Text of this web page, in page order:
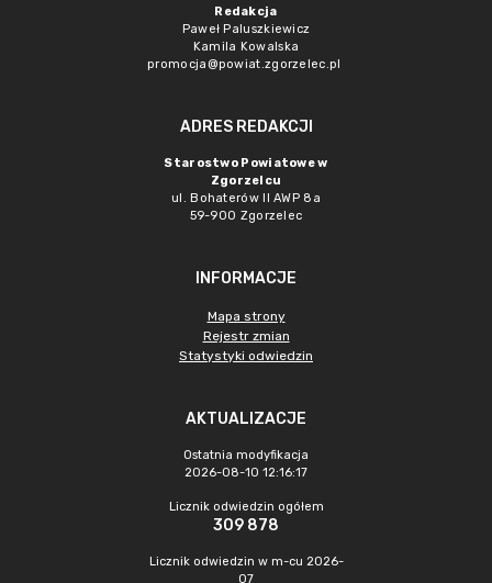
Redakcja
Paweł Paluszkiewicz
Kamila Kowalska
promocja@powiat.zgorzelec.pl
ADRES REDAKCJI
Starostwo Powiatowe w
Zgorzelcu
ul. Bohaterów II AWP 8a
59-900 Zgorzelec
INFORMACJE
Mapa strony
Rejestr zmian
Statystyki odwiedzin
AKTUALIZACJE
Ostatnia modyfikacja
2026-08-10 12:16:17
Licznik odwiedzin ogółem
309 878
Licznik odwiedzin w m-cu 2026-
07